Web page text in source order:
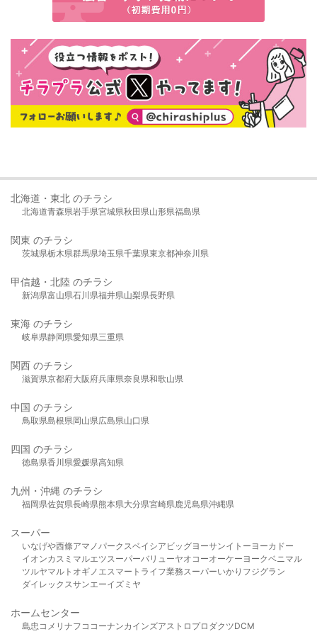
北海道・東北 のチラシ
北海道青森県岩手県宮城県秋田県山形県福島県
関東 のチラシ
茨城県栃木県群馬県埼玉県千葉県東京都神奈川県
甲信越・北陸 のチラシ
新潟県富山県石川県福井県山梨県長野県
東海 のチラシ
岐阜県静岡県愛知県三重県
関西 のチラシ
滋賀県京都府大阪府兵庫県奈良県和歌山県
中国 のチラシ
鳥取県島根県岡山県広島県山口県
四国 のチラシ
徳島県香川県愛媛県高知県
九州・沖縄 のチラシ
福岡県佐賀県長崎県熊本県大分県宮崎県鹿児島県沖縄県
スーパー
いなげや西條アマノパークスベイシア ビッグヨーサンイトーヨーカドー
イオンカスミ マルエツスーパーバリューヤオコーオーケー ヨークベニマル
ツルヤマルト オギノ エスマート ライフ業務スーパーいかり フジグラン
ダイレックスサンエーイズミヤ
ホームセンター
島忠 コメリ ナフコ コーナンカインズアストロプロダクツDCM